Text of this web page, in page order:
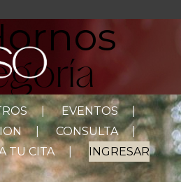
EVENTOS
CONSULTA
TU CITA
INGRESAR